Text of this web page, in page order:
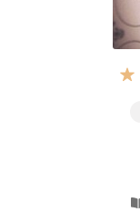
обсуждаемые